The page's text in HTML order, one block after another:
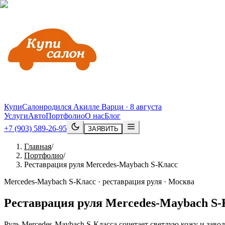
КупиСалонродился Акилле Варци · 8 августа
УслугиАвтоПортфолиоО насБлог
+7 (903) 589-26-95
ЗАЯВИТЬ
Главная/
Портфолио/
Реставрация руля Mercedes-Maybach S-Класс
Mercedes-Maybach S-Класс · реставрация руля · Москва
Реставрация руля Mercedes-Maybach S-